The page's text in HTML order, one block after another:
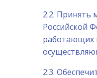
2.2. Принять
Российской
работающих
2.3.